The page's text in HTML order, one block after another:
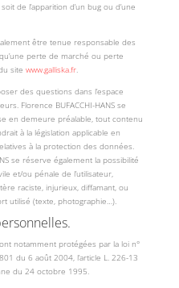
de l’apparition d’un bug ou d’une
être tenue responsable des
perte de marché ou perte
site www.galliska.fr.
des questions dans l’espace
Florence BUFACCHI-HANS se
en demeure préalable, tout contenu
à la législation applicable en
à la protection des données.
se réserve également la possibilité
et/ou pénale de l’utilisateur,
raciste, injurieux, diffamant, ou
utilisé (texte, photographie…).
notamment protégées par la loi n°
du 6 août 2004, l’article L. 226-13
du 24 octobre 1995.